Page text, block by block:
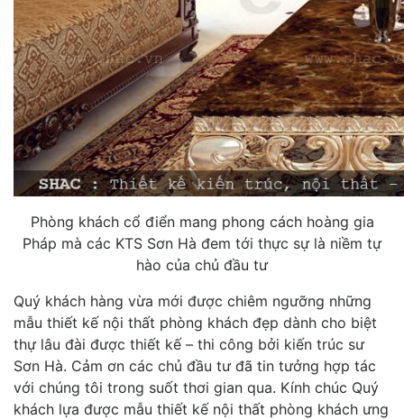
Phòng khách cổ điển mang phong cách hoàng gia
Pháp mà các KTS Sơn Hà đem tới thực sự là niềm tự
hào của chủ đầu tư
Quý khách hàng vừa mới được chiêm ngưỡng những
mẫu thiết kế nội thất phòng khách đẹp dành cho biệt
thự lâu đài được thiết kế – thi công bởi kiến trúc sư
Sơn Hà. Cảm ơn các chủ đầu tư đã tin tưởng hợp tác
với chúng tôi trong suốt thơi gian qua. Kính chúc Quý
khách lựa được mẫu thiết kế nội thất phòng khách ưng